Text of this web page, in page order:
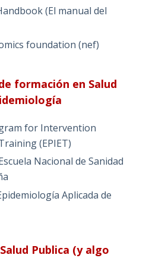
(El manual del
foundation (nef)
formación en Salud
for Intervention
(EPIET)
Nacional de Sanidad
Aplicada de
Publica (y algo